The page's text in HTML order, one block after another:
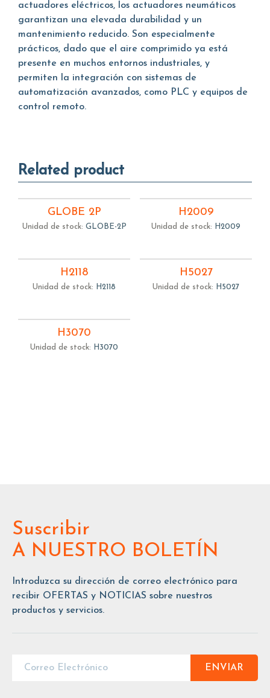
actuadores eléctricos, los actuadores neumáticos
garantizan una elevada durabilidad y un
mantenimiento reducido. Son especialmente
prácticos, dado que el aire comprimido ya está
presente en muchos entornos industriales, y
permiten la integración con sistemas de
automatización avanzados, como PLC y equipos de
control remoto.
Related product
GLOBE 2P
Unidad de stock: GLOBE-2P
H2009
Unidad de stock: H2009
H2118
Unidad de stock: H2118
H5027
Unidad de stock: H5027
H3070
Unidad de stock: H3070
Suscribir
A NUESTRO BOLETÍN
Introduzca su dirección de correo electrónico para
recibir OFERTAS y NOTICIAS sobre nuestros
productos y servicios.
ENVIAR